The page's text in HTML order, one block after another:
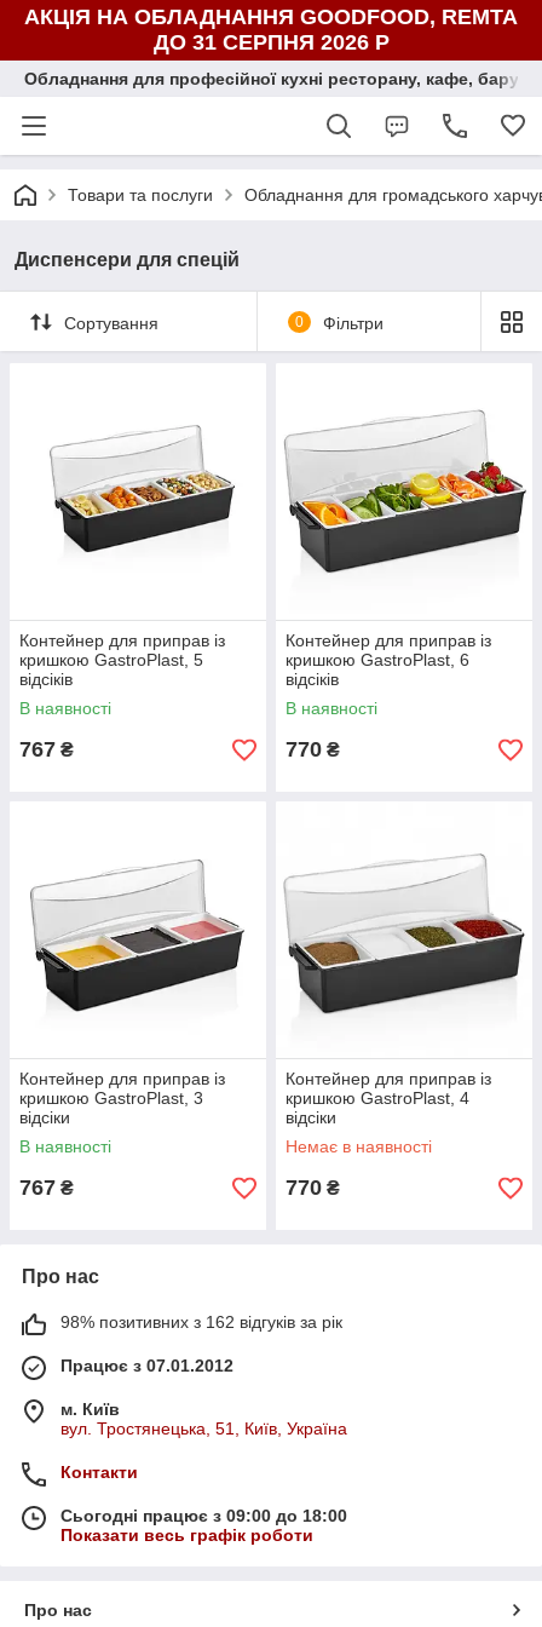
АКЦІЯ НА ОБЛАДНАННЯ GOODFOOD, REMTA
ДО 31 СЕРПНЯ 2026 Р
Обладнання для професійної кухні ресторану, кафе, бару,
Товари та послуги Обладнання для громадського
Диспенсери для спецій
Сортування 0 Фільтри
Контейнер для приправ із
кришкою GastroPlast, 5
відсіків
В наявності
767 ₴
Контейнер для приправ із
кришкою GastroPlast, 6
відсіків
В наявності
770 ₴
Контейнер для приправ із
кришкою GastroPlast, 3
відсіки
В наявності
767 ₴
Контейнер для приправ із
кришкою GastroPlast, 4
відсіки
Немає в наявності
770 ₴
Про нас
98% позитивних з 162 відгуків за рік
Працює з 07.01.2012
м. Київ
вул. Тростянецька, 51, Київ, Україна
Контакти
Сьогодні працює з 09:00 до 18:00
Показати весь графік роботи
Про нас